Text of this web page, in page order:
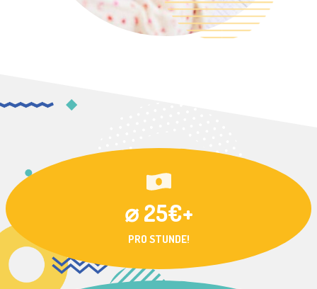
⌀ 25€+
PRO STUNDE!